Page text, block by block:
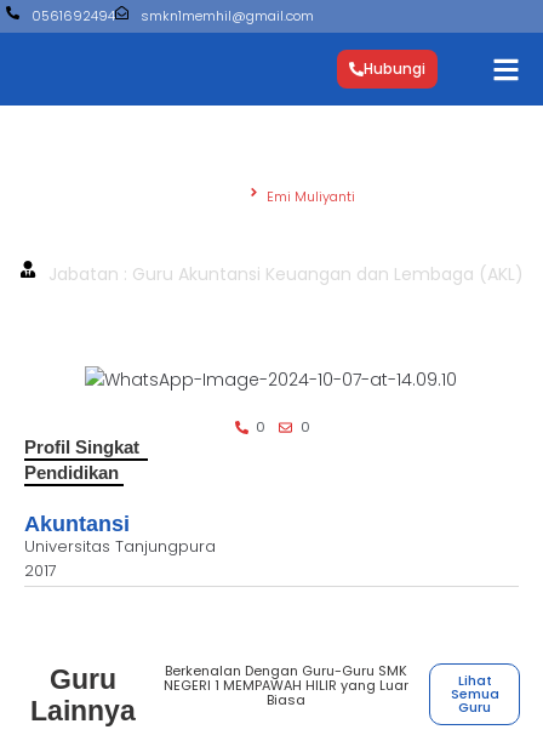
0561692494 smkn1memhil@gmail.com
Hubungi
Emi Muliyanti
Jabatan : Guru Akuntansi Keuangan dan Lembaga (AKL)
0 0
Profil Singkat
Pendidikan
Akuntansi
Universitas Tanjungpura
2017
Guru
Lainnya
Berkenalan Dengan Guru-Guru SMK
NEGERI 1 MEMPAWAH HILIR yang Luar
Biasa
Lihat
Semua
Guru